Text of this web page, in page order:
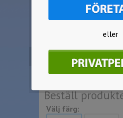
Priserna i webshopen
tryck i max storlek 280 x
För flerfärgstryck
schablonskostnader
Beställ
Välj färg:
eller